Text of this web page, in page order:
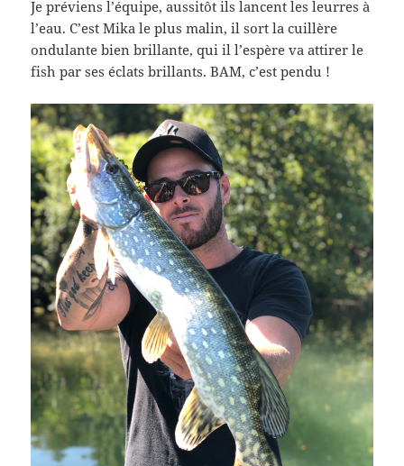
Je préviens l’équipe, aussitôt ils lancent les leurres à
l’eau. C’est Mika le plus malin, il sort la cuillère
ondulante bien brillante, qui il l’espère va attirer le
fish par ses éclats brillants. BAM, c’est pendu !